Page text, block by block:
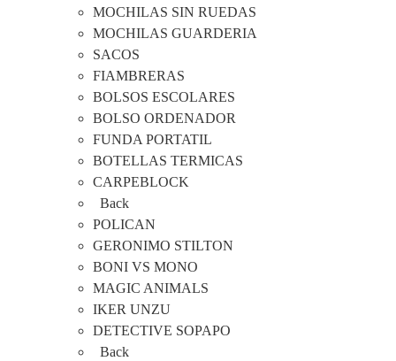
MOCHILAS SIN RUEDAS
MOCHILAS GUARDERIA
SACOS
FIAMBRERAS
BOLSOS ESCOLARES
BOLSO ORDENADOR
FUNDA PORTATIL
BOTELLAS TERMICAS
CARPEBLOCK
Back
POLICAN
GERONIMO STILTON
BONI VS MONO
MAGIC ANIMALS
IKER UNZU
DETECTIVE SOPAPO
Back